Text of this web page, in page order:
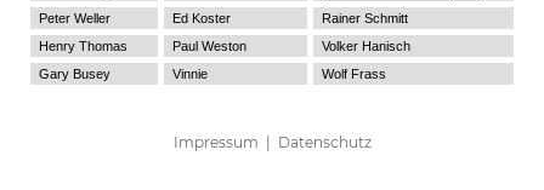
Peter Weller
Ed Koster
Rainer Schmitt
Henry Thomas
Paul Weston
Volker Hanisch
Gary Busey
Vinnie Wolf Frass
Impressum Datenschutz